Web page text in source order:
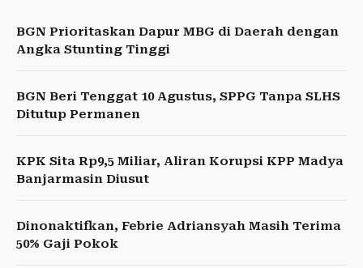
BGN Prioritaskan Dapur MBG di Daerah dengan
Angka Stunting Tinggi
BGN Beri Tenggat 10 Agustus, SPPG Tanpa SLHS
Ditutup Permanen
KPK Sita Rp9,5 Miliar, Aliran Korupsi KPP Madya
Banjarmasin Diusut
Dinonaktifkan, Febrie Adriansyah Masih Terima
50% Gaji Pokok